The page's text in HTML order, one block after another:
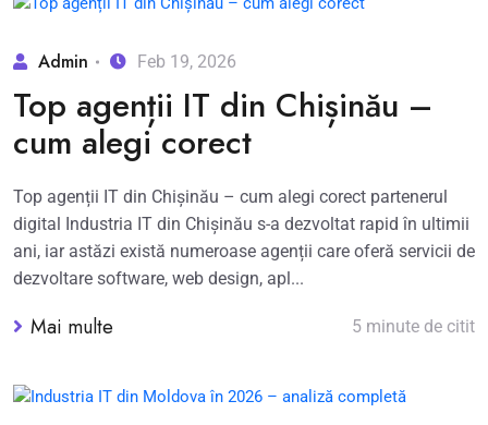
Admin Feb 19, 2026
Top agenții IT din Chișinău –
cum alegi corect
Top agenții IT din Chișinău – cum alegi corect partenerul
digital Industria IT din Chișinău s-a dezvoltat rapid în ultimii
ani, iar astăzi există numeroase agenții care oferă servicii de
dezvoltare software, web design, apl...
Mai multe 5 minute de citit